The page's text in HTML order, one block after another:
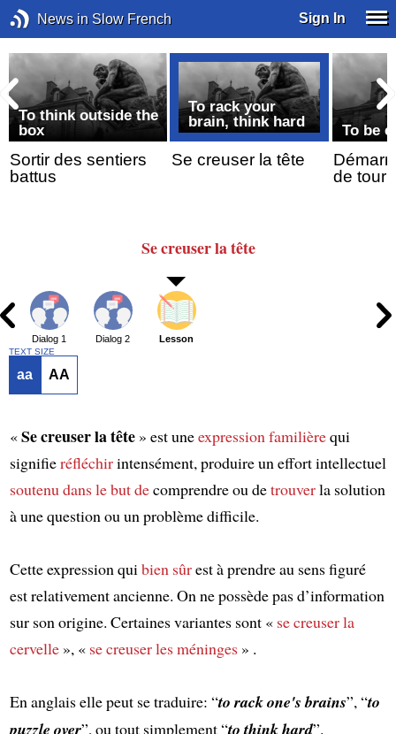
News in Slow French Sign In
To think outside the
box
Sortir des sentiers
battus
To rack your
brain, think hard
Se creuser la tête
To be
de tour
Se creuserla tête
Dialog 1 Dialog 2 Lesson
TEXT SIZE
aa AA
«Se creuser la tête» est uneexpression familièrequi
signifieréfléchirintensément, produire un effort intellectuel
soutenu dans le but decomprendre ou detrouverla solution
à une question ou un problème difficile.
Cette expression qui bien sûrest à prendre au sens figuré
est relativement ancienne. On ne possède pas d’information
sur son origine. Certaines variantes sont « se creuser la
cervelle», « se creuser les méninges» .
En anglais elle peut se traduire: “to rack one's brains”, “to
puzzle over”, ou tout simplement “to think hard”.